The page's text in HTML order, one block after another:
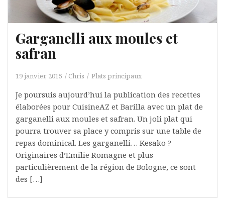
Garganelli aux moules et
safran
19 janvier, 2015 Chris Plats principaux
Je poursuis aujourd’hui la publication des recettes
élaborées pour CuisineAZ et Barilla avec un plat de
garganelli aux moules et safran. Un joli plat qui
pourra trouver sa place y compris sur une table de
repas dominical. Les garganelli… Kesako ?
Originaires d’Emilie Romagne et plus
particulièrement de la région de Bologne, ce sont
des […]